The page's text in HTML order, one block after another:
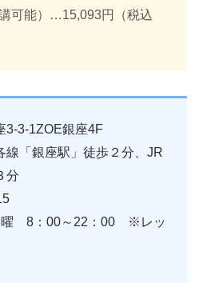
可能）…15,093円（税込
3-3-1ZOE銀座4F
線「銀座駅」徒歩２分、JR
分
曜 8：00～22：00 ※レッ